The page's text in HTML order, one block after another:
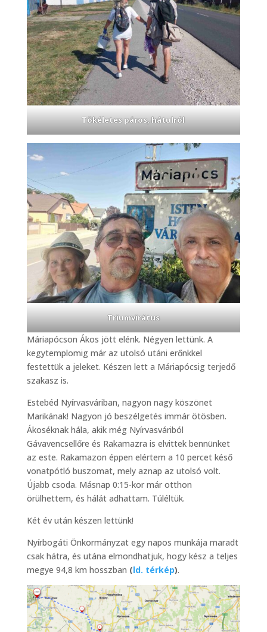
Tökéletes páros, hátulról
Triumvirátus
Máriapócson Ákos jött elénk. Négyen lettünk. A
kegytemplomig már az utolsó utáni erőnkkel
festettük a jeleket. Készen lett a Máriapócsig terjedő
szakasz is.
Estebéd Nyírvasváriban, nagyon nagy köszönet
Marikának! Nagyon jó beszélgetés immár ötösben.
Ákoséknak hála, akik még Nyírvasváriból
Gávavencsellőre és Rakamazra is elvittek bennünket
az este. Rakamazon éppen elértem a 10 percet késő
vonatpótló buszomat, mely aznap az utolsó volt.
Újabb csoda. Másnap 0:15-kor már otthon
örülhettem, és hálát adhattam. Túléltük.
Két év után készen lettünk!
Nyírbogáti Önkormányzat egy napos munkája maradt
csak hátra, és utána elmondhatjuk, hogy kész a teljes
megye 94,8 km hosszban (ld. térkép).